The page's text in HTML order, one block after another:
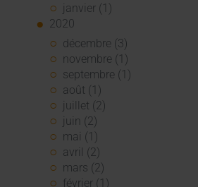
janvier (1)
2020
décembre (3)
novembre (1)
septembre (1)
août (1)
juillet (2)
juin (2)
mai (1)
avril (2)
mars (2)
février (1)